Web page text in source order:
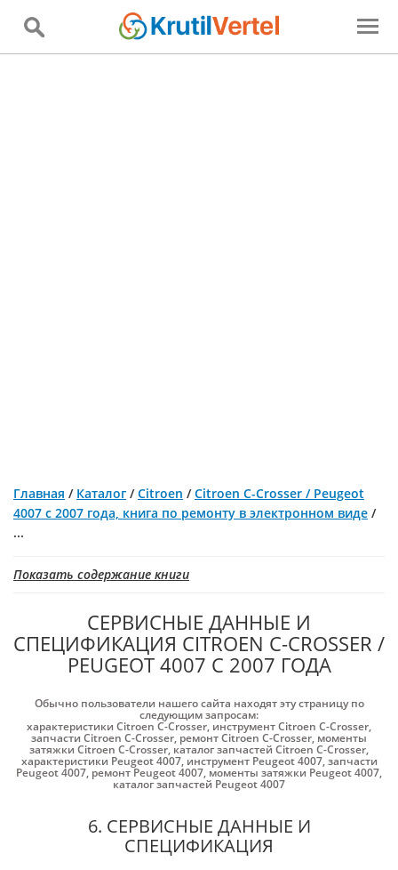
Главная / Каталог /Citroen /Citroen C-Crosser / Peugeot
4007 с 2007 года, книга по ремонту в электронном виде /
...
Показать содержание книги
СЕРВИСНЫЕ ДАННЫЕ И
СПЕЦИФИКАЦИЯ CITROEN C-CROSSER /
PEUGEOT 4007 С 2007 ГОДА
Обычно пользователи нашего сайта находят эту страницу по
следующим запросам:
характеристики Citroen C-Crosser, инструмент Citroen C-Crosser,
запчасти Citroen C-Crosser, ремонт Citroen C-Crosser, моменты
затяжки Citroen C-Crosser, каталог запчастей Citroen C-Crosser,
характеристики Peugeot 4007, инструмент Peugeot 4007,запчасти
Peugeot 4007, ремонт Peugeot 4007, моменты затяжки Peugeot 4007,
каталог запчастей Peugeot 4007
6. СЕРВИСНЫЕ ДАННЫЕ И
СПЕЦИФИКАЦИЯ